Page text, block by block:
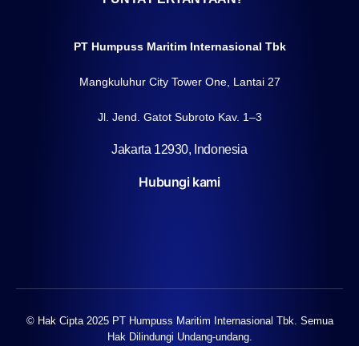
PT Humpuss Maritim Internasional Tbk
Mangkuluhur City Tower One, Lantai 27
Jl. Jend. Gatot Subroto Kav. 1–3
Jakarta 12930, Indonesia
Hubungi kami
© Hak Cipta 2025 PT Humpuss Maritim Internasional Tbk. Semua
Hak Dilindungi Undang-undang.